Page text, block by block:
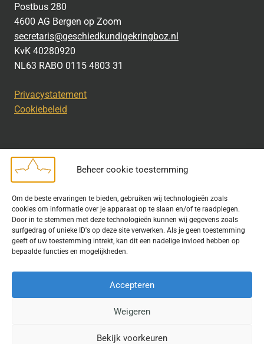
Beheer cookie toestemming
Om de beste ervaringen te bieden, gebruiken wij technologieën zoals
cookies om informatie over je apparaat op te slaan en/of te raadplegen.
Door in te stemmen met deze technologieën kunnen wij gegevens zoals
surfgedrag of unieke ID's op deze site verwerken. Als je geen toestemming
geeft of uw toestemming intrekt, kan dit een nadelige invloed hebben op
bepaalde functies en mogelijkheden.
Accepteren
Weigeren
Bekijk voorkeuren
Postbus 280
4600 AG Bergen op Zoom
secretaris@geschiedkundigekringboz.nl
KvK 40280920
NL63 RABO 0115 4803 31
Privacystatement
Cookiebeleid
Bij het uitdragen van de doelstelling van de Geschiedkundige
Kring wordt gebruik gemaakt van rechtenvrije informatie en data
waarvoor toestemming is verleend. Indien u op deze site een
publicatie van tekst of beeld aantreft die hier niet aan voldoet,